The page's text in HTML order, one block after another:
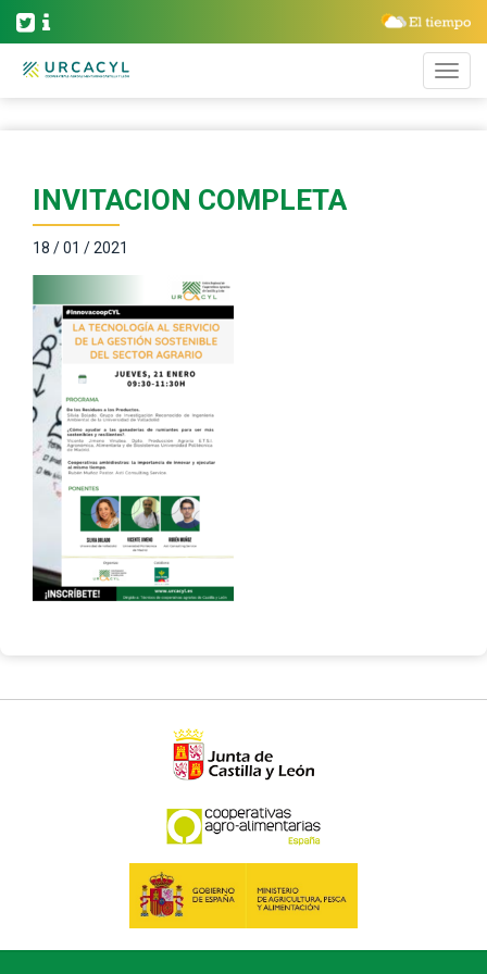
INVITACION COMPLETA
18 / 01 / 2021